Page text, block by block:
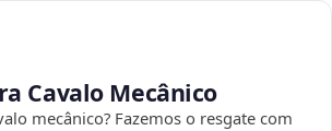
Cavalo Mecânico
mecânico? Fazemos o resgate com